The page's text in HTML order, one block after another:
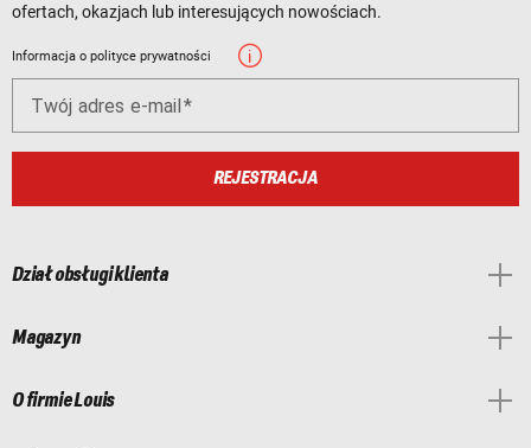
ofertach, okazjach lub interesujących nowościach.
Informacja o polityce prywatności
Twój adres e-mail
REJESTRACJA
Dział obsługi klienta
Magazyn
O firmie Louis